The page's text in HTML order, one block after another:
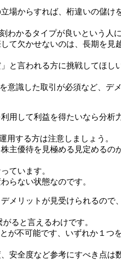
場からすれば、桁違いの儲け
かるタイプが良いという人に
て欠かせないのは、長期を見
と言われる方に挑戦してほし
意識した取引が必須など、デ
用して利益を得たいなら分析
する方は注意しましょう。
主優待を見極める見定めるの
ています。
らない状態なのです。
メリットが見受けられるので
ると言えるわけです。
が不可能です、いずれか１つ
安全度など参考にすべき点は